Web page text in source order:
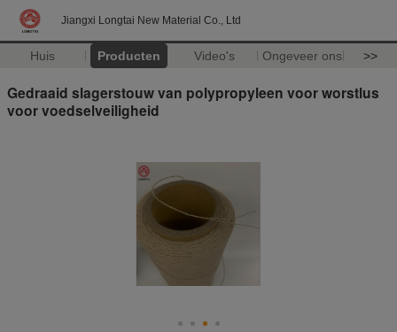
Jiangxi Longtai New Material Co., Ltd
Huis Producten Video's Ongeveer ons >>
Gedraaid slagerstouw van polypropyleen voor worstlus
voor voedselveiligheid